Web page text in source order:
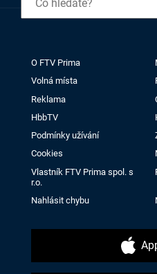
O FTV Prima
Volná místa
Reklama
HbbTV
Podmínky užívání
Cookies
Vlastník FTV Prima spol. s
r.o.
Nahlásit chybu